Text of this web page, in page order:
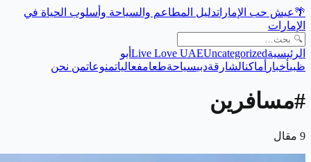
🌴عيش حب الإماراتدليل المطاعم والسياحة وأسلوب الحياة في
الإمارات
الرئيسية Live Love UAEUncategorized
أبو
ظبيأخبار أماكنالشارقةدبيسياحةطعامفعالياتمنوعاتمن نحن
#مسافرين
9 مقال